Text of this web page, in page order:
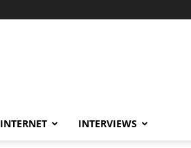
INTERNET INTERVIEWS